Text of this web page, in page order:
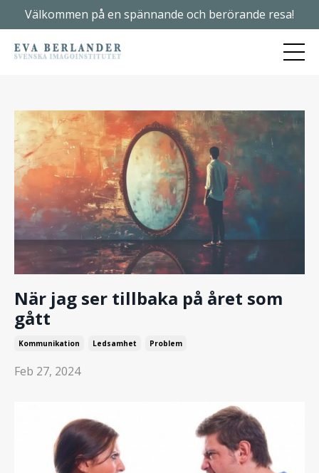
Välkommen på en spännande och berörande resa!
När jag ser tillbaka på året som
gått
Kommunikation Ledsamhet Problem
Feb 27, 2024